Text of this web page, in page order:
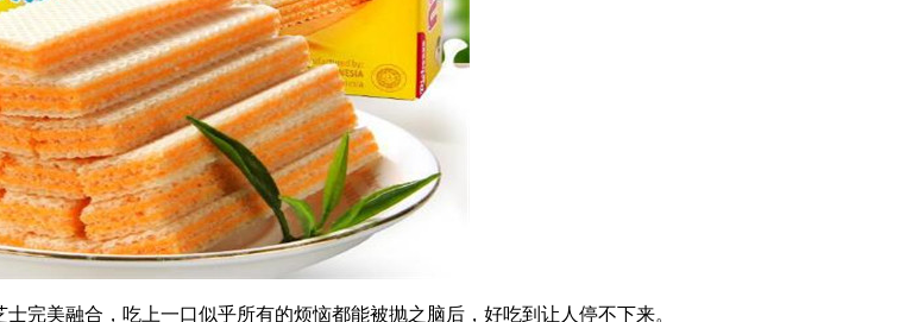
美融合，吃上一口似乎所有的烦恼都能被抛之脑后，好吃到让人停不下来。